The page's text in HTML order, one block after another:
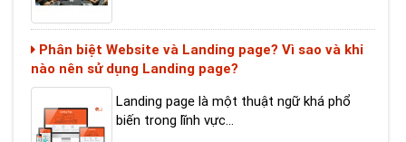
Phân biệt Website và Landing page? Vì sao và khi
Landing page là một thuật ngữ khá phổ